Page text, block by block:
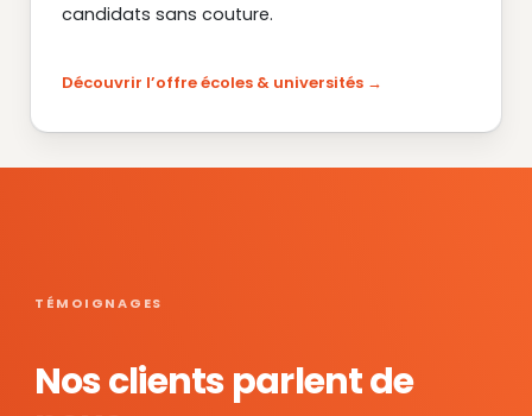
candidats sans couture.
Découvrir l’offre écoles & universités
TÉMOIGNAGES
Nos clients parlent de